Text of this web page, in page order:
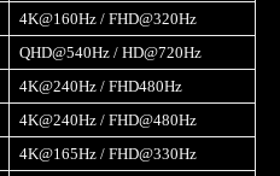
4K@160Hz / FHD@320Hz
QHD@540Hz / HD@720Hz
4K@240Hz / FHD480Hz
4K@240Hz / FHD@480Hz
4K@165Hz / FHD@330Hz